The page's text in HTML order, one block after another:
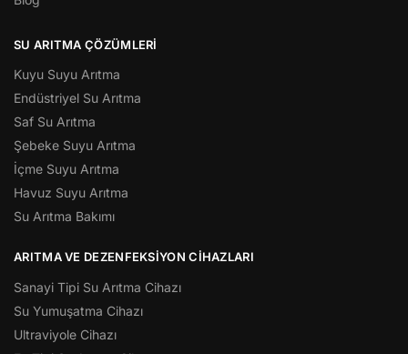
SU ARITMA ÇÖZÜMLERI
Kuyu Suyu Arıtma
Endüstriyel Su Arıtma
Saf Su Arıtma
Şebeke Suyu Arıtma
İçme Suyu Arıtma
Havuz Suyu Arıtma
Su Arıtma Bakımı
ARITMA VE DEZENFEKSIYON CIHAZLARI
Sanayi Tipi Su Arıtma Cihazı
Su Yumuşatma Cihazı
Ultraviyole Cihazı